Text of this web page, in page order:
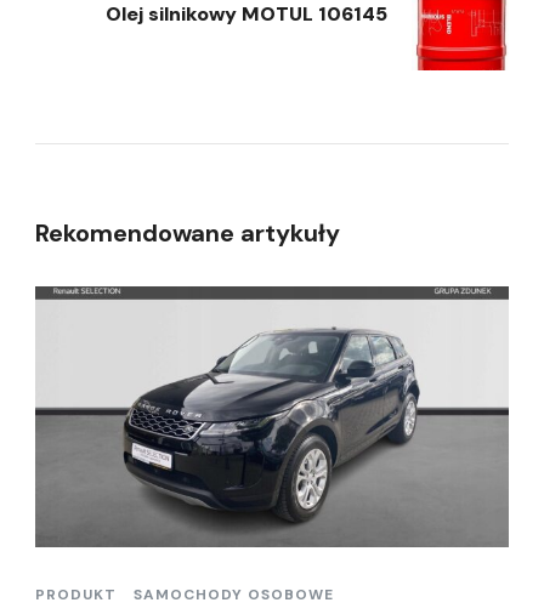
Olej silnikowy MOTUL 106145
Rekomendowane artykuły
PRODUKT SAMOCHODY OSOBOWE